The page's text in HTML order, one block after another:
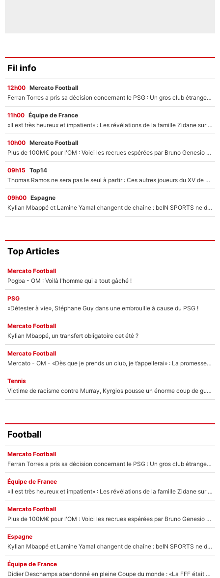
Fil info
12h00 Mercato Football
Ferran Torres a pris sa décision concernant le PSG : Un gros club étranger prêt à relancer le feuilleton pour la signature du champion du monde 2026 !
11h00 Équipe de France
«Il est très heureux et impatient» : Les révélations de la famille Zidane sur sa prise de pouvoir en équipe de France !
10h00 Mercato Football
Plus de 100M€ pour l'OM : Voici les recrues espérées par Bruno Genesio et Grégory Lorenzi après l’opération dégraissage
09h15 Top14
Thomas Ramos ne sera pas le seul à partir : Ces autres joueurs du XV de France pourraient aussi quitter le Stade Toulousain, un club de Top 14 est déjà sur les rangs
09h00 Espagne
Kylian Mbappé et Lamine Yamal changent de chaîne : beIN SPORTS ne digère pas cette décision historique et prédit un fiasco pour la Liga
Top Articles
Mercato Football
Pogba - OM : Voilà l'homme qui a tout gâché !
PSG
«Détester à vie», Stéphane Guy dans une embrouille à cause du PSG !
Mercato Football
Kylian Mbappé, un transfert obligatoire cet été ?
Mercato Football
Mercato - OM - «Dès que je prends un club, je t’appellerai» : La promesse de Marcelino au moment de claquer la porte
Tennis
Victime de racisme contre Murray, Kyrgios pousse un énorme coup de gueule !
Football
Mercato Football
Ferran Torres a pris sa décision concernant le PSG : Un gros club étranger prêt à relancer le feuilleton pour la signature du champion du monde 2026 !
Équipe de France
«Il est très heureux et impatient» : Les révélations de la famille Zidane sur sa prise de pouvoir en équipe de France !
Mercato Football
Plus de 100M€ pour l'OM : Voici les recrues espérées par Bruno Genesio et Grégory Lorenzi après l’opération dégraissage
Espagne
Kylian Mbappé et Lamine Yamal changent de chaîne : beIN SPORTS ne digère pas cette décision historique et prédit un fiasco pour la Liga
Équipe de France
Didier Deschamps abandonné en pleine Coupe du monde : «La FFF était déjà passée à Zinedine Zidane»